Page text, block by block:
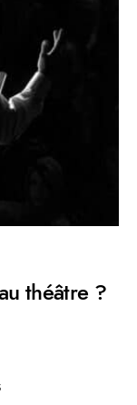
théâtre ?